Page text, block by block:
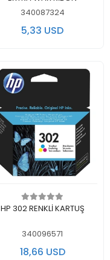
340087324
5,33 USD
Add to cart
HP 302 RENKLİ KARTUŞ
340096571
18,66 USD